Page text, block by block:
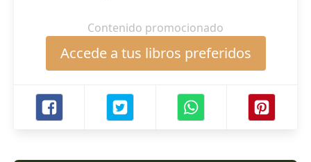
Contenido promocionado
Accede a tus libros preferidos